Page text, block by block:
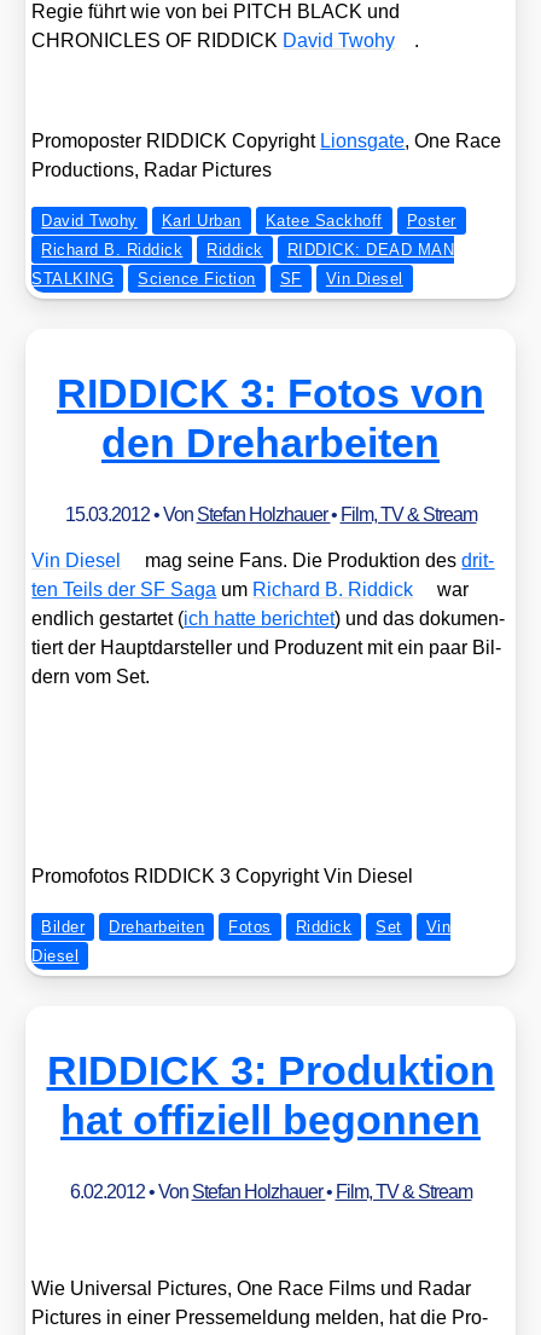
Regie führt wie von bei PITCH BLACK und
CHRONICLES OF RIDDICK David Two­hy .
Pro­mo­pos­ter RIDDICK Copy­right Lions­gate, One Race
Pro­duc­tions, Radar Pic­tures
David Twohy Karl Urban Katee Sackhoff
Poster
Richard B. Riddick
Riddick
RIDDICK: DEAD MAN
STALKING
Science Fiction SF Vin Diesel
RIDDICK 3: Fotos von
den Dreharbeiten
15.03.2012• Von Stefan Holzhauer• Film, TV & Stream
Vin Die­sel mag sei­ne Fans. Die Pro­duk­ti­on desdrit­
ten Teils der SF Saga um Richard B. Rid­dick
war
end­lich gestar­tet (ich hat­te berich­tet) und das doku­men­
tiert der Haupt­dar­stel­ler und Pro­du­zent mit ein paar Bil­
dern vom Set.
Pro­mo­fo­tos RIDDICK 3 Copy­right Vin Die­sel
Bilder Dreharbeiten Fotos Riddick Set
Vin
Diesel
RIDDICK 3: Produktion
hat offiziell begonnen
6.02.2012• Von Stefan Holzhauer• Film, TV & Stream
Wie Uni­ver­sal Pic­tures, One Race Films und Radar
Pic­tures in einer Pres­se­mel­dung mel­den, hat die Pro­